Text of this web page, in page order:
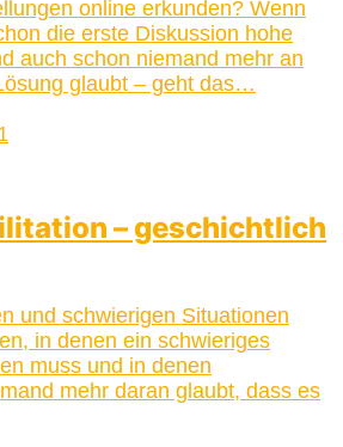
online erkunden? Wenn
die erste Diskussion hohe
auch schon niemand mehr an
glaubt – geht das…
– geschichtlich
und schwierigen Situationen
in denen ein schwieriges
muss und in denen
mehr daran glaubt, dass es